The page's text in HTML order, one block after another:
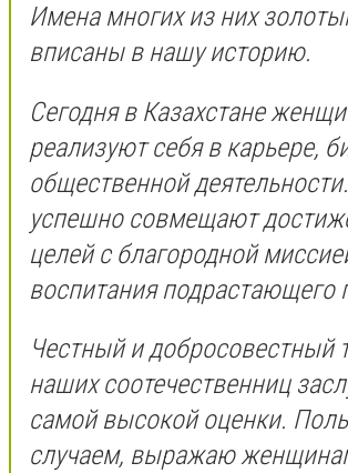
Имена многих из них
вписаны в нашу историю.
Сегодня в Казахстане
реализуют себя в карьере,
общественной
успешно совмещают
целей с благородной
воспитания подрастающего
Честный и добросовестный
наших соотечественниц
самой высокой оценки.
случаем, выражаю